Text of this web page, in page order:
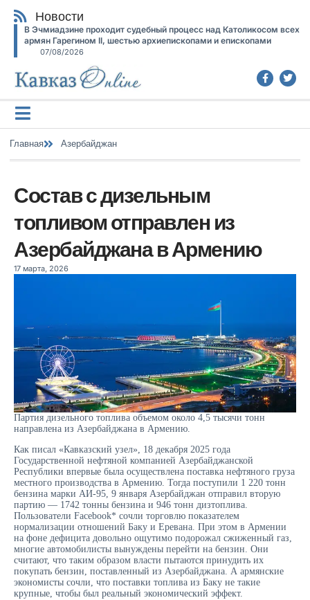
Новости
В Эчмиадзине проходит судебный процесс над Католикосом всех
армян Гарегином II, шестью архиепископами и епископами
07/08/2026
Главная Азербайджан
Состав с дизельным
топливом отправлен из
Азербайджана в Армению
17 марта, 2026
Партия дизельного топлива объемом около 4,5 тысячи тонн
направлена из Азербайджана в Армению.
Как писал «Кавказский узел», 18 декабря 2025 года
Государственной нефтяной компанией Азербайджанской
Республики впервые была осуществлена поставка нефтяного груза
местного производства в Армению. Тогда поступили 1 220 тонн
бензина марки АИ-95, 9 января Азербайджан отправил вторую
партию — 1742 тонны бензина и 946 тонн дизтоплива.
Пользователи Facebook* сочли торговлю показателем
нормализации отношений Баку и Еревана. При этом в Армении
на фоне дефицита довольно ощутимо подорожал сжиженный газ,
многие автомобилисты вынуждены перейти на бензин. Они
считают, что таким образом власти пытаются принудить их
покупать бензин, поставленный из Азербайджана. А армянские
экономисты сочли, что поставки топлива из Баку не такие
крупные, чтобы был реальный экономический эффект.